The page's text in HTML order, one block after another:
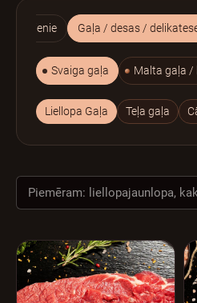
BANKETI
INDIVIDUĀLAIS
TORTES
LEĢENDA
NAMS
ēdienie Gaļa / desas /
Svaiga gaļa Malta gaļa /
Liellopa Gaļa Teļa gaļa